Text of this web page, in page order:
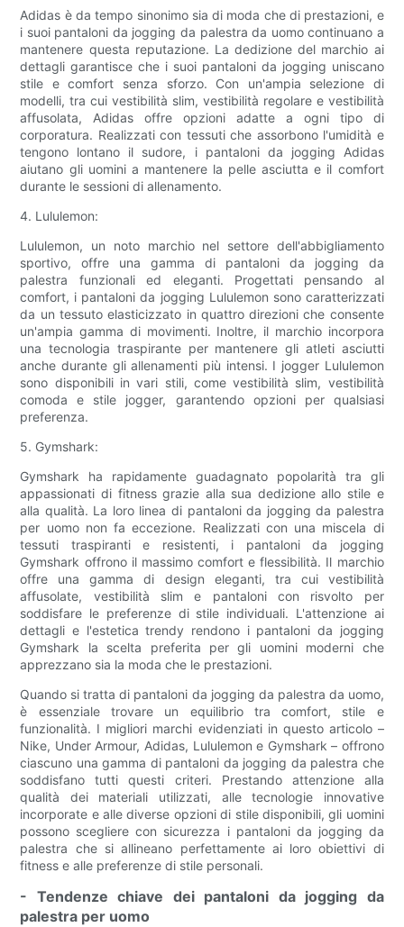
Adidas è da tempo sinonimo sia di moda che di prestazioni, e
i suoi pantaloni da jogging da palestra da uomo continuano a
mantenere questa reputazione. La dedizione del marchio ai
dettagli garantisce che i suoi pantaloni da jogging uniscano
stile e comfort senza sforzo. Con un'ampia selezione di
modelli, tra cui vestibilità slim, vestibilità regolare e vestibilità
affusolata, Adidas offre opzioni adatte a ogni tipo di
corporatura. Realizzati con tessuti che assorbono l'umidità e
tengono lontano il sudore, i pantaloni da jogging Adidas
aiutano gli uomini a mantenere la pelle asciutta e il comfort
durante le sessioni di allenamento.
4. Lululemon:
Lululemon, un noto marchio nel settore dell'abbigliamento
sportivo, offre una gamma di pantaloni da jogging da
palestra funzionali ed eleganti. Progettati pensando al
comfort, i pantaloni da jogging Lululemon sono caratterizzati
da un tessuto elasticizzato in quattro direzioni che consente
un'ampia gamma di movimenti. Inoltre, il marchio incorpora
una tecnologia traspirante per mantenere gli atleti asciutti
anche durante gli allenamenti più intensi. I jogger Lululemon
sono disponibili in vari stili, come vestibilità slim, vestibilità
comoda e stile jogger, garantendo opzioni per qualsiasi
preferenza.
5. Gymshark:
Gymshark ha rapidamente guadagnato popolarità tra gli
appassionati di fitness grazie alla sua dedizione allo stile e
alla qualità. La loro linea di pantaloni da jogging da palestra
per uomo non fa eccezione. Realizzati con una miscela di
tessuti traspiranti e resistenti, i pantaloni da jogging
Gymshark offrono il massimo comfort e flessibilità. Il marchio
offre una gamma di design eleganti, tra cui vestibilità
affusolate, vestibilità slim e pantaloni con risvolto per
soddisfare le preferenze di stile individuali. L'attenzione ai
dettagli e l'estetica trendy rendono i pantaloni da jogging
Gymshark la scelta preferita per gli uomini moderni che
apprezzano sia la moda che le prestazioni.
Quando si tratta di pantaloni da jogging da palestra da uomo,
è essenziale trovare un equilibrio tra comfort, stile e
funzionalità. I migliori marchi evidenziati in questo articolo –
Nike, Under Armour, Adidas, Lululemon e Gymshark – offrono
ciascuno una gamma di pantaloni da jogging da palestra che
soddisfano tutti questi criteri. Prestando attenzione alla
qualità dei materiali utilizzati, alle tecnologie innovative
incorporate e alle diverse opzioni di stile disponibili, gli uomini
possono scegliere con sicurezza i pantaloni da jogging da
palestra che si allineano perfettamente ai loro obiettivi di
fitness e alle preferenze di stile personali.
- Tendenze chiave dei pantaloni da jogging da
palestra per uomo